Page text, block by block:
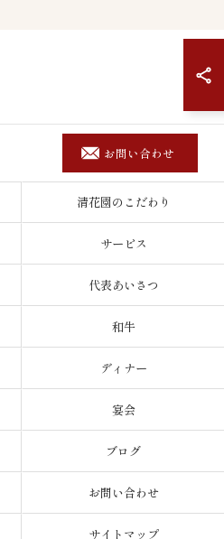
お問い合わせ
清花園のこだわり
サービス
代表あいさつ
和牛
ディナー
宴会
ブログ
お問い合わせ
サイトマップ